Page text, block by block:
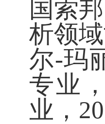
国索
析领
尔-玛
专业
业，